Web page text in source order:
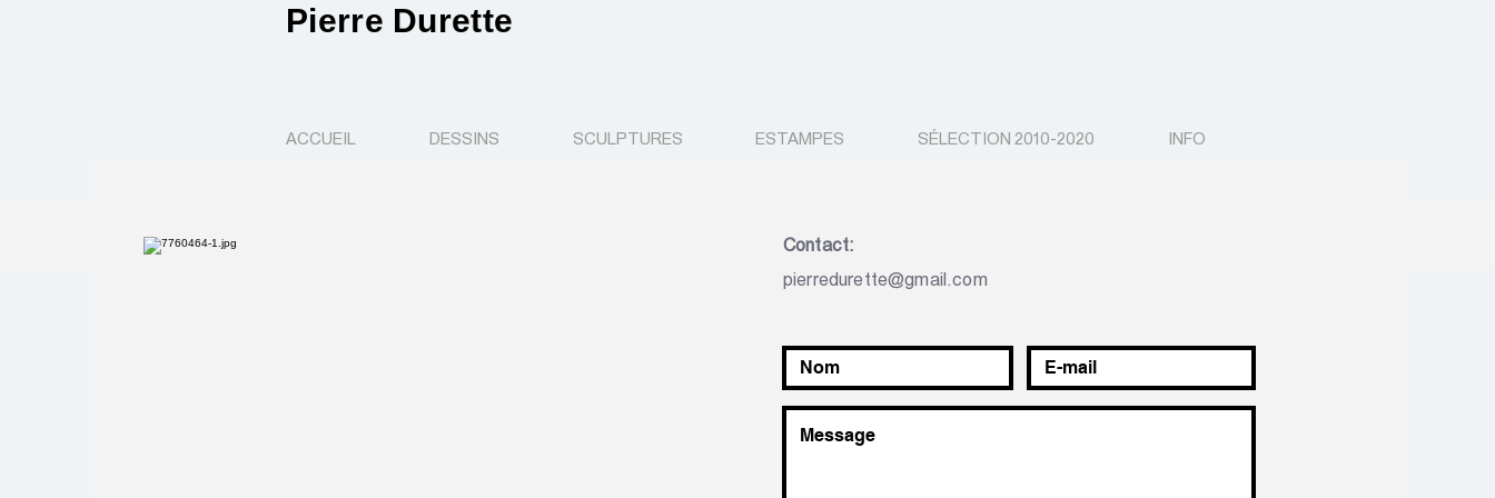
Pierre Durette
ACCUEIL DESSINS SCULPTURES ESTAMPES SÉLECTION 2010-2020 INFO
Contact:
pierredurette@gmail.com